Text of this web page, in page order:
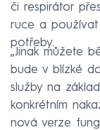
či respirátor
ruce a
potřeby.
„Jinak můžete
bude v blízké
služby na
konkrétním
nová verze